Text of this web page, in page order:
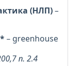
(НЛП)–
– greenhouse
п. 2.4